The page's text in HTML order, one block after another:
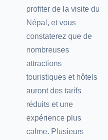
profiter de la visite du
Népal, et vous
constaterez que de
nombreuses
attractions
touristiques et hôtels
auront des tarifs
réduits et une
expérience plus
calme. Plusieurs